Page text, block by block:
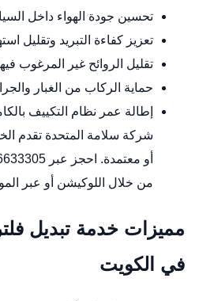
تحسين جودة الهواء داخل
تعزيز كفاءة التبريد وتقليل
تقليل الروائح غير المرغوب
حماية الركاب من الغبار
إطالة عمر نظام التكييف
شركة سلامة المتحدة تقدم
من خلال اللوكيشن أو عبر
مميزات خدمة تبديل
في الكويت